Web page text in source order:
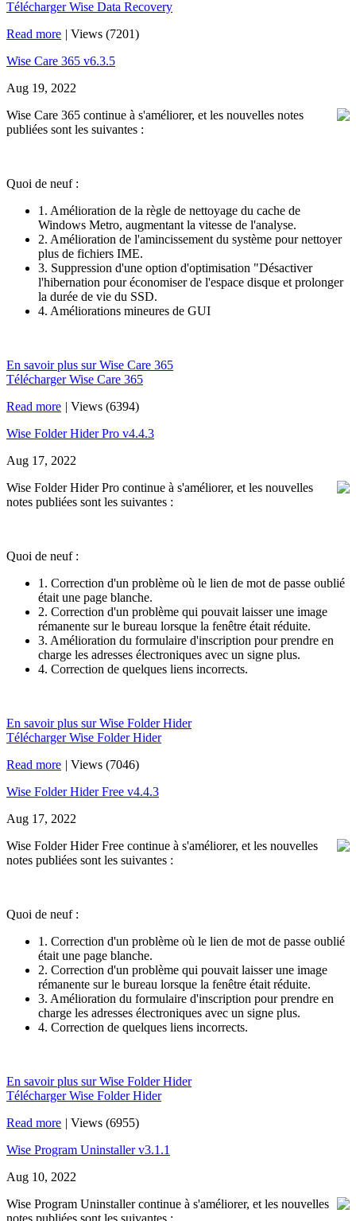
Télécharger Wise Data Recovery
Read more | Views (7201)
Wise Care 365 v6.3.5
Aug 19, 2022
Wise Care 365 continue à s'améliorer, et les nouvelles notes
publiées sont les suivantes :
Quoi de neuf :
1. Amélioration de la règle de nettoyage du cache de
Windows Metro, augmentant la vitesse de l'analyse.
2. Amélioration de l'amincissement du système pour nettoyer
plus de fichiers IME.
3. Suppression d'une option d'optimisation "Désactiver
l'hibernation pour économiser de l'espace disque et prolonger
la durée de vie du SSD.
4. Améliorations mineures de GUI
En savoir plus sur Wise Care 365
Télécharger Wise Care 365
Read more | Views (6394)
Wise Folder Hider Pro v4.4.3
Aug 17, 2022
Wise Folder Hider Pro continue à s'améliorer, et les nouvelles
notes publiées sont les suivantes :
Quoi de neuf :
1. Correction d'un problème où le lien de mot de passe oublié
était une page blanche.
2. Correction d'un problème qui pouvait laisser une image
rémanente sur le bureau lorsque la fenêtre était réduite.
3. Amélioration du formulaire d'inscription pour prendre en
charge les adresses électroniques avec un signe plus.
4. Correction de quelques liens incorrects.
En savoir plus sur Wise Folder Hider
Télécharger Wise Folder Hider
Read more | Views (7046)
Wise Folder Hider Free v4.4.3
Aug 17, 2022
Wise Folder Hider Free continue à s'améliorer, et les nouvelles
notes publiées sont les suivantes :
Quoi de neuf :
1. Correction d'un problème où le lien de mot de passe oublié
était une page blanche.
2. Correction d'un problème qui pouvait laisser une image
rémanente sur le bureau lorsque la fenêtre était réduite.
3. Amélioration du formulaire d'inscription pour prendre en
charge les adresses électroniques avec un signe plus.
4. Correction de quelques liens incorrects.
En savoir plus sur Wise Folder Hider
Télécharger Wise Folder Hider
Read more | Views (6955)
Wise Program Uninstaller v3.1.1
Aug 10, 2022
Wise Program Uninstaller continue à s'améliorer, et les nouvelles
notes publiées sont les suivantes :